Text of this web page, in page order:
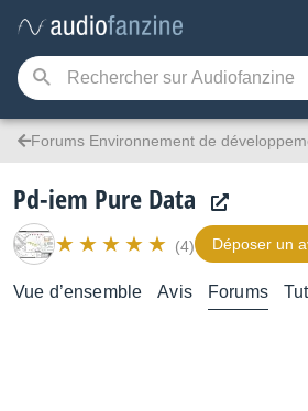
Forums Environnement de
Pd-iem Pure Data
(4) Déposer un
Vue d’ensemble Avis Forums